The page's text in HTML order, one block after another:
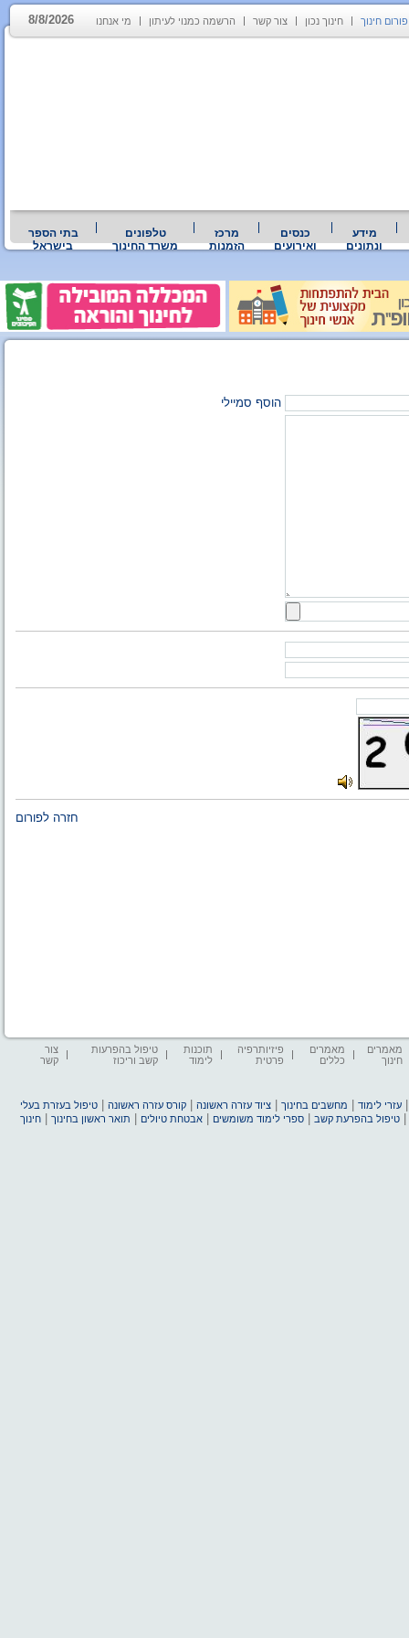
פורום חינוך חינוך נכון צור קשר הרשמה כמנוי לעיתון מי אנחנו 8/8/2026
מידע
ונתונים
כנסים
ואירועים
מרכז
הזמנות
טלפונים
משרד החינוך
בתי הספר
בישראל
הוסף סמיילי
חזרה לפורום
מאמרים
חינוך
מאמרים
כללים
פיזיותרפיה
פרטית
תוכנות
לימוד
טיפול בהפרעות
קשב וריכוז
צור
קשר
עזרי לימוד מחשבים בחינוך |ציוד עזרה ראשונה |קורס עזרה ראשונה |טיפול בעזרת בעלי
|טיפול בהפרעת קשב |ספרי לימוד משומשים |אבטחת טיולים תואר ראשון בחינוך |חינוך